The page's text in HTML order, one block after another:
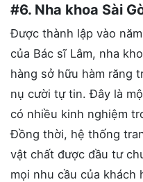
#6. Nha khoa Sài
Được thành lập vào
của Bác sĩ Lâm, nha
hàng sở hữu hàm răng
nụ cười tự tin. Đây là
có nhiều kinh nghiệm
Đồng thời, hệ thống
vật chất được đầu tư
mọi nhu cầu của khách